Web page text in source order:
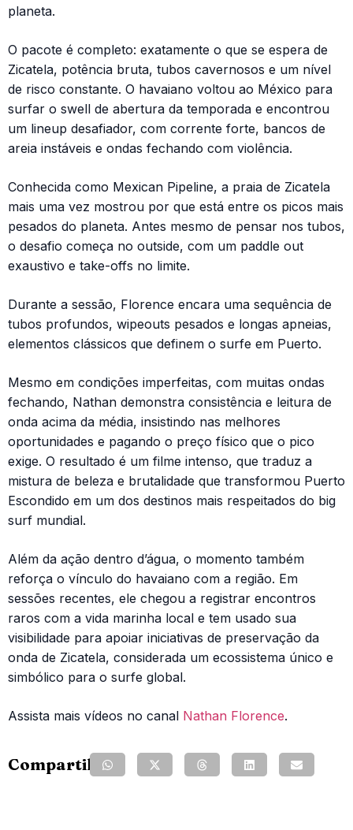
planeta.
O pacote é completo: exatamente o que se espera de
Zicatela, potência bruta, tubos cavernosos e um nível
de risco constante. O havaiano voltou ao México para
surfar o swell de abertura da temporada e encontrou
um lineup desafiador, com corrente forte, bancos de
areia instáveis e ondas fechando com violência.
Conhecida como Mexican Pipeline, a praia de Zicatela
mais uma vez mostrou por que está entre os picos mais
pesados do planeta. Antes mesmo de pensar nos tubos,
o desafio começa no outside, com um paddle out
exaustivo e take-offs no limite.
Durante a sessão, Florence encara uma sequência de
tubos profundos, wipeouts pesados e longas apneias,
elementos clássicos que definem o surfe em Puerto.
Mesmo em condições imperfeitas, com muitas ondas
fechando, Nathan demonstra consistência e leitura de
onda acima da média, insistindo nas melhores
oportunidades e pagando o preço físico que o pico
exige. O resultado é um filme intenso, que traduz a
mistura de beleza e brutalidade que transformou Puerto
Escondido em um dos destinos mais respeitados do big
surf mundial.
Além da ação dentro d’água, o momento também
reforça o vínculo do havaiano com a região. Em
sessões recentes, ele chegou a registrar encontros
raros com a vida marinha local e tem usado sua
visibilidade para apoiar iniciativas de preservação da
onda de Zicatela, considerada um ecossistema único e
simbólico para o surfe global.
Assista mais vídeos no canal Nathan Florence.
Compartilhe: